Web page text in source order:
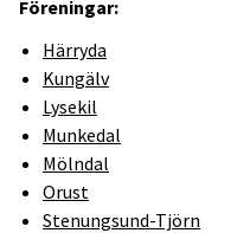
Föreningar:
Härryda
Kungälv
Lysekil
Munkedal
Mölndal
Orust
Stenungsund-Tjörn